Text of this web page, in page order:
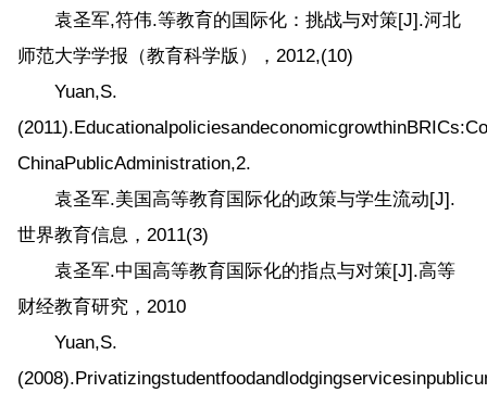
袁圣军,符伟.等教育的国际化：挑战与对策[J].河北
师范大学学报（教育科学版），2012,(10)
Yuan,S.
ChinaPublicAdministration,2.
袁圣军.美国高等教育国际化的政策与学生流动[J].
世界教育信息，2011(3)
袁圣军.中国高等教育国际化的指点与对策[J].高等
财经教育研究，2010
Yuan,S.